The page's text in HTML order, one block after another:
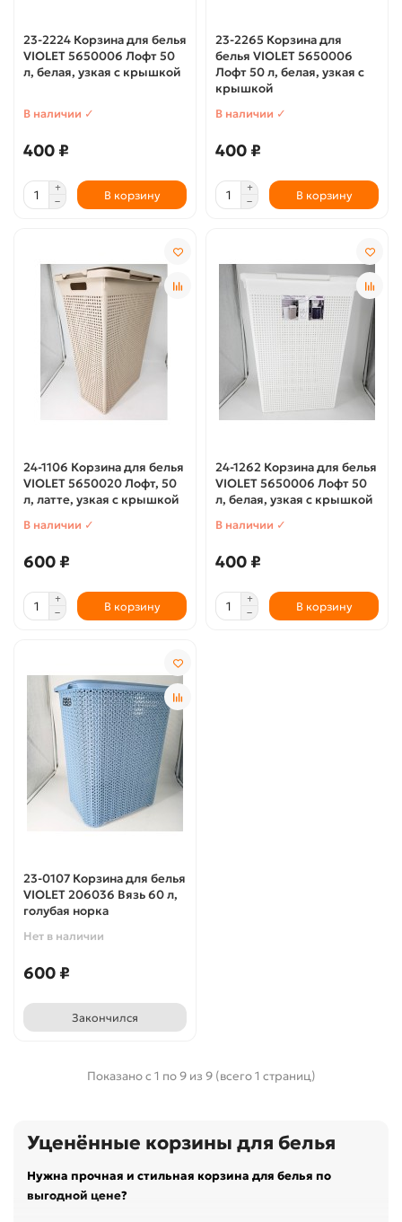
23-2224 Корзина для белья
VIOLET 5650006 Лофт 50
л, белая, узкая с крышкой
В наличии ✓
400 ₽
В корзину
23-2265 Корзина для
белья VIOLET 5650006
Лофт 50 л, белая, узкая с
крышкой
В наличии ✓
400 ₽
В корзину
24-1106 Корзина для белья
VIOLET 5650020 Лофт, 50
л, латте, узкая с крышкой
В наличии ✓
600 ₽
В корзину
24-1262 Корзина для белья
VIOLET 5650006 Лофт 50
л, белая, узкая с крышкой
В наличии ✓
400 ₽
В корзину
23-0107 Корзина для белья
VIOLET 206036 Вязь 60 л,
голубая норка
Нет в наличии
600 ₽
Закончился
Показано с 1 по 9 из 9 (всего 1 страниц)
Уценённые корзины для белья
Нужна прочная и стильная корзина для белья по
выгодной цене?